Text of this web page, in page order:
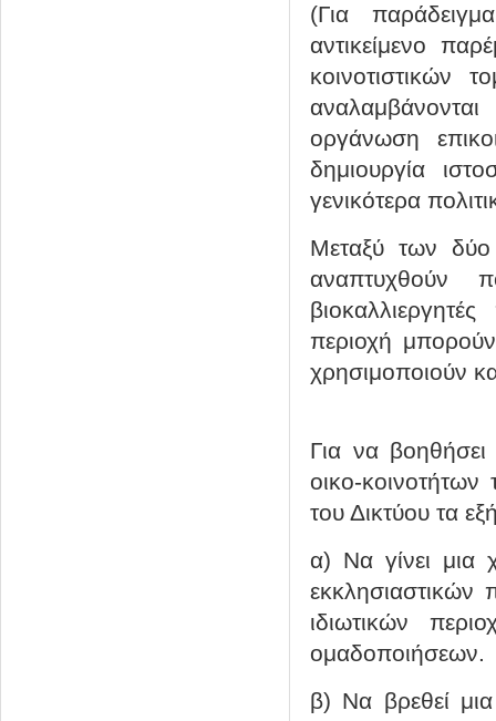
(Για
αντικείμενο
κοινοτιστικών
οργάνωση
δημιουργία
γενικότερα
Μεταξύ των
αναπτυχθούν
περιοχή
χρησιμοποιούν
Για να
οικο-
του Δικτύου τα
α) Να γίνει μια
ιδιωτικών
ομαδοποιήσεων.
β) Να βρεθεί